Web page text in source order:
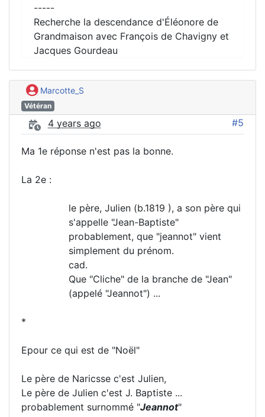
-----
Recherche la descendance d'Éléonore de
Grandmaison avec François de Chavigny et
Jacques Gourdeau
Marcotte_S
Vétéran
4 years ago #5
Ma 1e réponse n'est pas la bonne.
La 2e :
le père, Julien (b.1819 ), a son père qui
s'appelle "Jean-Baptiste"
probablement, que "jeannot" vient
simplement du prénom.
cad.
Que "Cliche" de la branche de "Jean"
(appelé "Jeannot") ...
*
Epour ce qui est de "Noël"
Le père de Naricsse c'est Julien,
Le père de Julien c'est J. Baptiste ...
probablement surnommé "Jeannot"